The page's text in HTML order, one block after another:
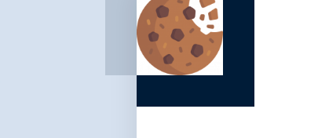
Martedì, giovedì e venerdì
8.00 – 11.00
11.00 – 14.00